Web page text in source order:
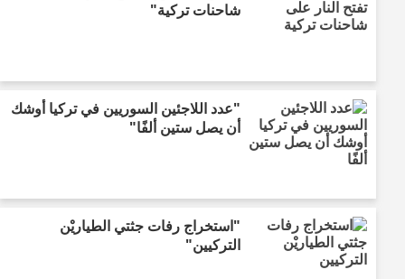
شاحنات تركية"
"عدد اللاجئين السوريين في تركيا أوشك
أن يصل ستين ألفًا"
"استخراج رفات جثتي الطياريْن
التركيين"